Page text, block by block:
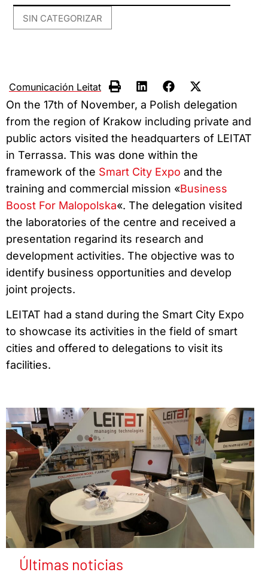
SIN CATEGORIZAR
Comunicación Leitat
On the 17th of November, a Polish delegation
from the region of Krakow including private and
public actors visited the headquarters of LEITAT
in Terrassa. This was done within the
framework of the Smart City Expo and the
training and commercial mission «Business
Boost For Malopolska«. The delegation visited
the laboratories of the centre and received a
presentation regarind its research and
development activities. The objective was to
identify business opportunities and develop
joint projects.
LEITAT had a stand during the Smart City Expo
to showcase its activities in the field of smart
cities and offered to delegations to visit its
facilities.
Últimas noticias